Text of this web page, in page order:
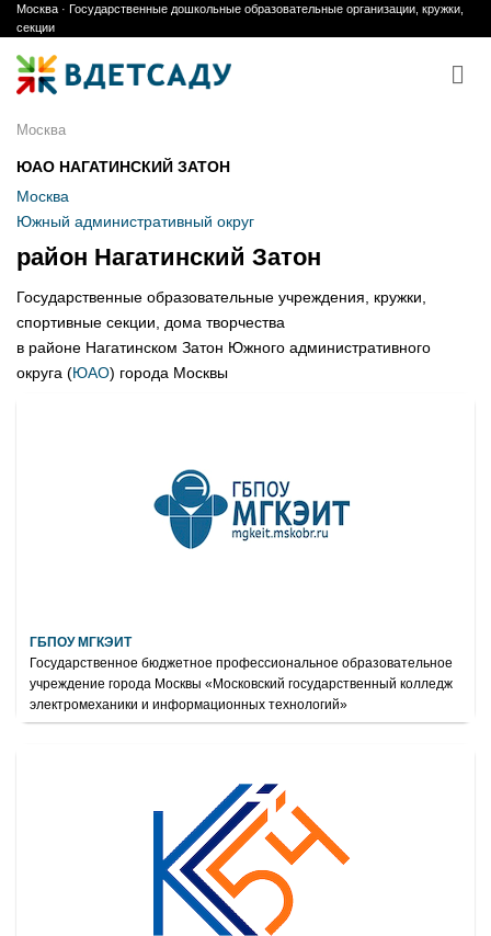
Skip
to
content
Москва · Государственные дошкольные образовательные организации, кружки,
секции
Москва
ЮАО НАГАТИНСКИЙ ЗАТОН
Москва
Южный административный округ
район Нагатинский Затон
Государственные образовательные учреждения, кружки,
спортивные секции, дома творчества
в районе Нагатинском Затон Южного административного
округа (ЮАО) города Москвы
ГБПОУ МГКЭИТ
Государственное бюджетное профессиональное образовательное
учреждение города Москвы «Московский государственный колледж
электромеханики и информационных технологий»